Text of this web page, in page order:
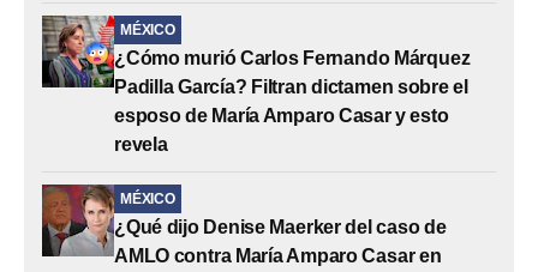
MÉXICO
¿Cómo murió Carlos Fernando Márquez
Padilla García? Filtran dictamen sobre el
esposo de María Amparo Casar y esto
revela
MÉXICO
¿Qué dijo Denise Maerker del caso de
AMLO contra María Amparo Casar en